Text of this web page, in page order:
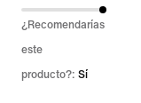
¿Recomendarías
este
producto?: Sí